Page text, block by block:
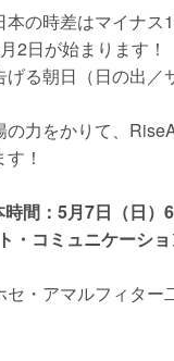
本の時差はマイナス
2日が始まります！
る朝日（日の出／
の力をかりて、
！
間：5月7日（日）
・コミュニケーシ
セ・アマルフィター